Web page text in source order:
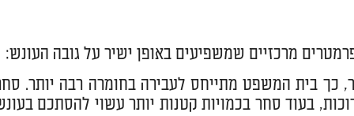
מרכזיים שמשפיעים באופן ישיר על גובה העונש:
כך בית המשפט מתייחס לעבירה בחומרה רבה יותר.
בעוד סחר בכמויות קטנות יותר עשוי להסתכם